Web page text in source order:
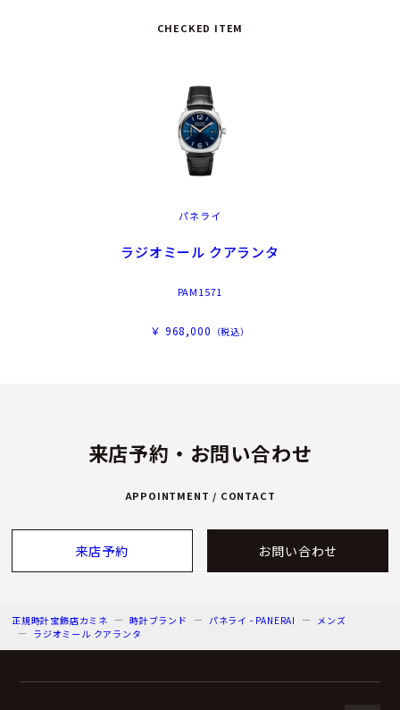
CHECKED ITEM
パネライ
ラジオミール クアランタ
PAM1571
￥ 968,000 （税込）
来店予約・お問い合わせ
APPOINTMENT / CONTACT
来店予約 お問い合わせ
正規時計宝飾店カミネ 時計ブランド パネライ - PANERAI
メンズ
ラジオミール クアランタ